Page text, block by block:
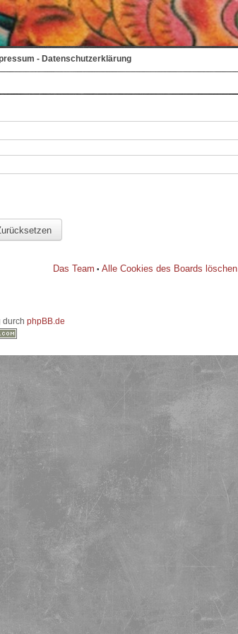
- Datenschutzerklärung
Das Team • Alle Cookies des Boards löschen
durch phpBB.de